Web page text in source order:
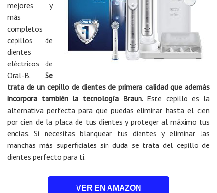
mejores y
más
completos
cepillos de
dientes
eléctricos de
Oral-B. Se
trata de un cepillo de dientes de primera calidad que además
incorpora también la tecnología Braun. Este cepillo es la
alternativa perfecta para que puedas eliminar hasta el cien
por cien de la placa de tus dientes y proteger al máximo tus
encías. Si necesitas blanquear tus dientes y eliminar las
manchas más superficiales sin duda se trata del cepillo de
dientes perfecto para ti.
VER EN AMAZON